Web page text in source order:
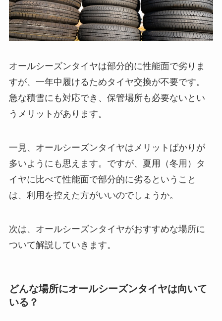
オールシーズンタイヤは部分的に性能面で劣りま
すが、一年中履けるためタイヤ交換が不要です。
急な積雪にも対応でき、保管場所も必要ないとい
うメリットがあります。
一見、オールシーズンタイヤはメリットばかりが
多いようにも思えます。ですが、夏用（冬用）タ
イヤに比べて性能面で部分的に劣るということ
は、利用を控えた方がいいのでしょうか。
次は、オールシーズンタイヤがおすすめな場所に
ついて解説していきます。
どんな場所にオールシーズンタイヤは向いて
いる？